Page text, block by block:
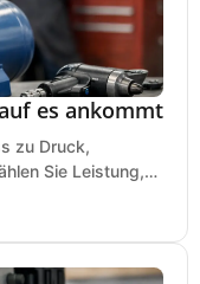
es ankommt
zu Druck,
Sie Leistung,